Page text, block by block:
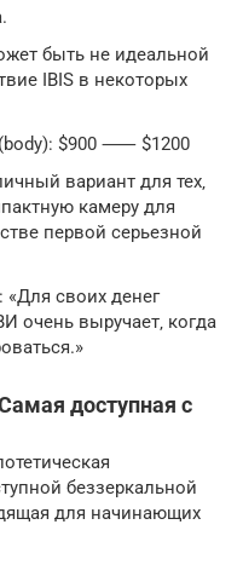
быть не идеальной
IBIS в некоторых
$900 ⸺ $1200
вариант для тех‚
камеру для
первой серьезной
своих денег
очень выручает‚ когда
доступная с
беззеркальной
для начинающих